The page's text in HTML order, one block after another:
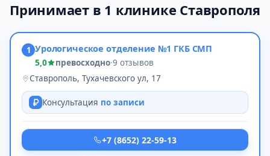
Принимает в 1 клинике Ставрополя
1 Урологическое отделение №1 ГКБ СМП
5,0 превосходно·9 отзывов
Ставрополь, Тухачевского ул, 17
Консультация по записи
+7 (8652) 22-59-13